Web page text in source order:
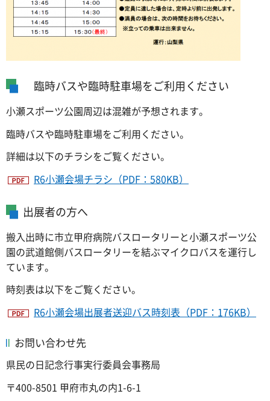
臨時バスや臨時駐車場をご利用ください
小瀬スポーツ公園周辺は混雑が予想されます。
臨時バスや臨時駐車場をご利用ください。
詳細は以下のチラシをご覧ください。
R6小瀬会場チラシ（PDF：580KB）
出展者の方へ
搬入出時に市立甲府病院バスロータリーと小瀬スポーツ公
園の武道館側バスロータリーを結ぶマイクロバスを運行し
ています。
時刻表は以下をご覧ください。
R6小瀬会場出展者送迎バス時刻表（PDF：176KB）
お問い合わせ先
県民の日記念行事実行委員会事務局
〒400-8501 甲府市丸の内1-6-1